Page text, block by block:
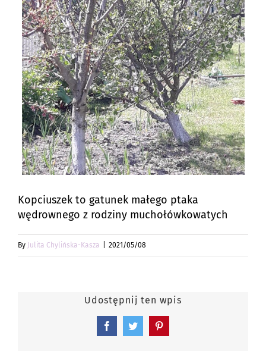
Kopciuszek to gatunek małego ptaka
wędrownego z rodziny muchołówkowatych
By Julita Chylińska-Kasza 2021/05/08
Udostępnij ten wpis
FacebookTwitterPinterest